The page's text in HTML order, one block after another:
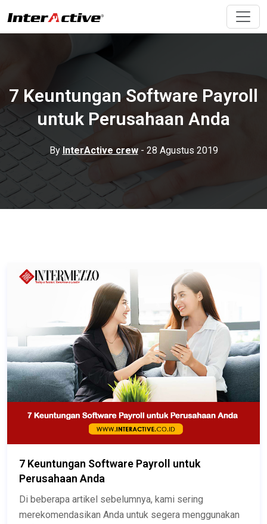
7 Keuntungan Software Payroll
untuk Perusahaan Anda
ByInterActive crew- 28 Agustus 2019
7 Keuntungan Software Payroll untuk
Perusahaan Anda
Di beberapa artikel sebelumnya, kami sering
merekomendasikan Anda untuk segera menggunakan